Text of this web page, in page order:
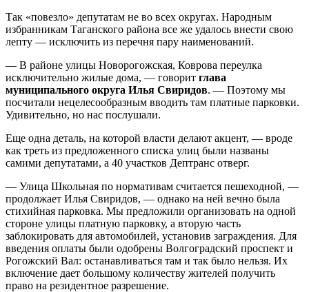
Так «повезло» депутатам не во всех округах. Народным
избранникам Таганского района все же удалось внести свою
лепту — исключить из перечня пару наименований.
— В районе улицы Новорогожская, Коврова переулка
исключительно жилые дома, — говорит глава
муниципального округа Илья Свиридов. — Поэтому мы
посчитали нецелесообразным вводить там платные парковки.
Удивительно, но нас послушали.
Еще одна деталь, на которой власти делают акцент, — вроде
как треть из предложенного списка улиц были названы
самими депутатами, а 40 участков Дептранс отверг.
— Улица Школьная по нормативам считается пешеходной, —
продолжает Илья Свиридов, — однако на ней вечно была
стихийная парковка. Мы предложили организовать на одной
стороне улицы платную парковку, а вторую часть
заблокировать для автомобилей, установив заграждения. Для
введения оплаты были одобрены Волгоградский проспект и
Рогожский Вал: останавливаться там и так было нельзя. Их
включение дает большому количеству жителей получить
право на резидентное разрешение.